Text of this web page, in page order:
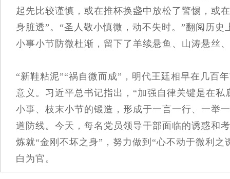
起先比较谨慎，或在推杯换盏中放松了警惕，或
身脏透”。“圣人敬小慎微，动不失时。”翻阅历
小事小节防微杜渐，留下了羊续悬鱼、山涛悬丝
“新鞋粘泥”“祸自微而成”，明代王廷相早在几百
意义。习近平总书记指出，“加强自律关键是在
小事、枝末小节的锻造，形成于一言一行、一举
道防线。今天，每名党员领导干部面临的诱惑和
炼就“金刚不坏之身”，努力做到“心不动于微利
白为官。